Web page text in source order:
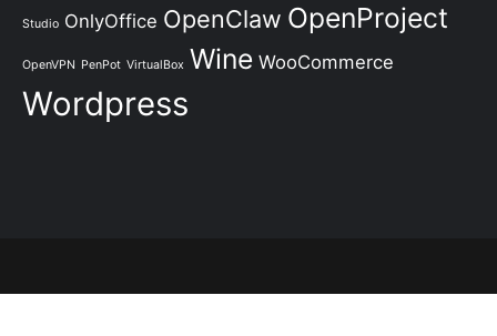
Studio OnlyOffice OpenClaw OpenProject
OpenVPN PenPot VirtualBox Wine WooCommerce
Wordpress